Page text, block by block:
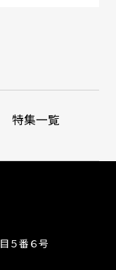
特集一覧
５番６号